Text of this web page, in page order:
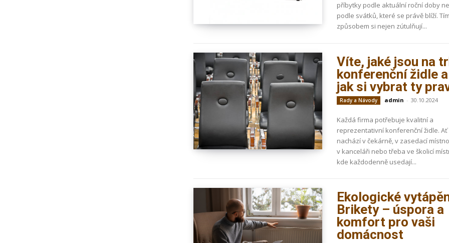
příbytky podle aktuální roční doby
podle svátků, které se právě blíží.
způsobem si nejen zútulňují...
Víte, jaké jsou na
konferenční židle a
jak si vybrat ty
Rady a Návody admin - 30.10.2024
Každá firma potřebuje kvalitní a
reprezentativní konferenční židle. Ať
nachází v čekárně, v zasedací
v kanceláři nebo třeba ve školicí
kde každodenně usedají...
Ekologické
Brikety – úspora a
komfort pro vaši
domácnost